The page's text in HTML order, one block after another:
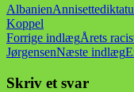
AlbanienAnnisette
Koppel
Forrige indlægÅrets
JørgensenNæste indlæg
Skriv et svar